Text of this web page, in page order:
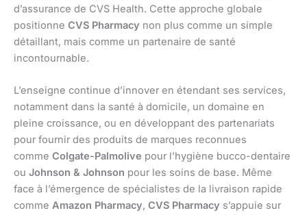
d’assurance de CVS Health. Cette approche globale
positionne CVS Pharmacy non plus comme un simple
détaillant, mais comme un partenaire de santé
incontournable.
L’enseigne continue d’innover en étendant ses services,
notamment dans la santé à domicile, un domaine en
pleine croissance, ou en développant des partenariats
pour fournir des produits de marques reconnues
comme Colgate-Palmolive pour l’hygiène bucco-dentaire
ou Johnson & Johnson pour les soins de base. Même
face à l’émergence de spécialistes de la livraison rapide
comme Amazon Pharmacy, CVS Pharmacy s’appuie sur